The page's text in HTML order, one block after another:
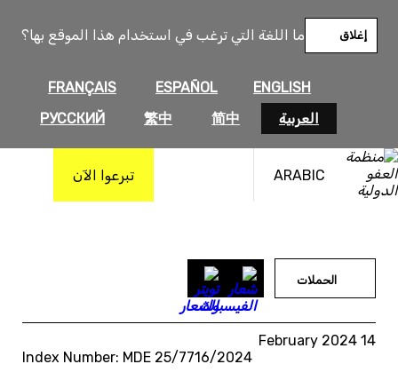
ما اللغة التي ترغب في استخدام هذا الموقع بها؟
ENGLISH
ESPAÑOL
FRANÇAIS
العربية
简中
繁中
РУССКИЙ
إغلاق
ARABIC تبرعوا الآن
المحتوى
الحملات
14 February 2024
Index Number: MDE 25/7716/2024